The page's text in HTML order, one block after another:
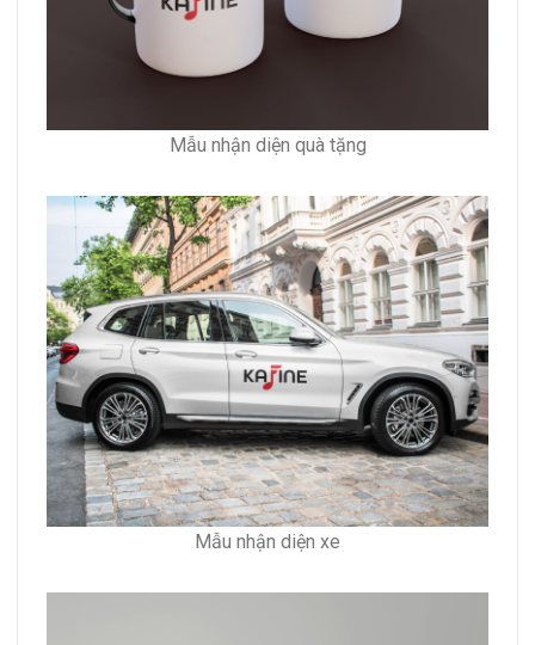
Mẫu nhận diện quà tặng
Mẫu nhận diện xe